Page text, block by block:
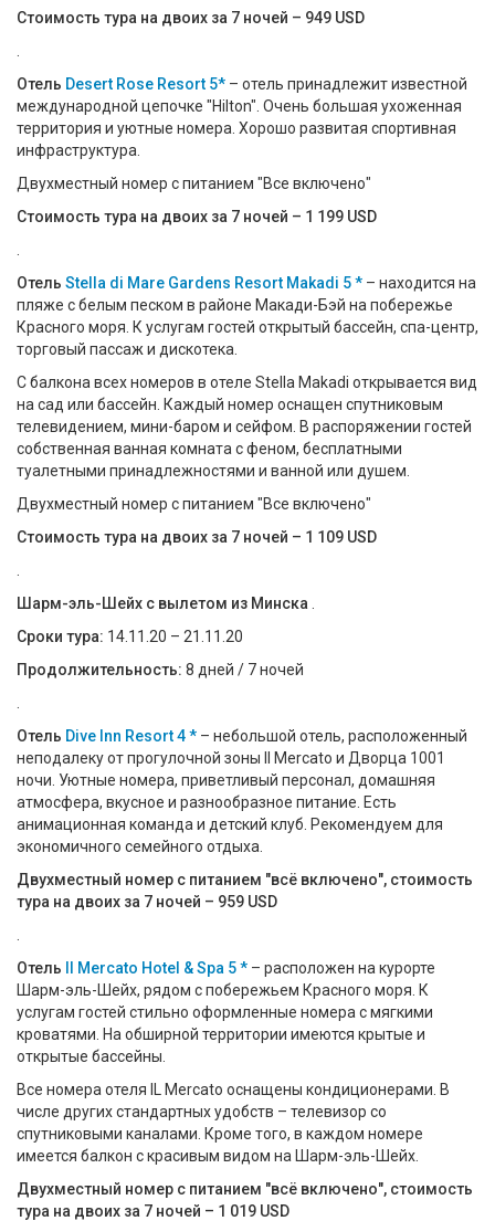
Стоимость тура на двоих за 7 ночей – 949 USD
Отель Desert Rose Resort 5* – отель принадлежит известной
международной цепочке "Hilton". Очень большая ухоженная
территория и уютные номера. Хорошо развитая спортивная
инфраструктура.
Двухместный номер с питанием "Все включено"
Стоимость тура на двоих за 7 ночей – 1 199 USD
Отель Stella di Mare Gardens Resort Makadi 5 * – находится на
пляже с белым песком в районе Макади-Бэй на побережье
Красного моря. К услугам гостей открытый бассейн, спа-центр,
торговый пассаж и дискотека.
С балкона всех номеров в отеле Stella Makadi открывается вид
на сад или бассейн. Каждый номер оснащен спутниковым
телевидением, мини-баром и сейфом. В распоряжении гостей
собственная ванная комната с феном, бесплатными
туалетными принадлежностями и ванной или душем.
Двухместный номер с питанием "Все включено"
Стоимость тура на двоих за 7 ночей – 1 109 USD
Шарм-эль-Шейх с вылетом из Минска
Сроки тура: 14.11.20 – 21.11.20
Продолжительность: 8 дней / 7 ночей
Отель Dive Inn Resort 4 * – небольшой отель, расположенный
неподалеку от прогулочной зоны Il Mercato и Дворца 1001
ночи. Уютные номера, приветливый персонал, домашняя
атмосфера, вкусное и разнообразное питание. Есть
анимационная команда и детский клуб. Рекомендуем для
экономичного семейного отдыха.
Двухместный номер с питанием "всё включено", стоимость
тура на двоих за 7 ночей – 959 USD
Отель
Il Mercato Hotel & Spa 5 * – расположен на курорте
Шарм-эль-Шейх, рядом с побережьем Красного моря. К
услугам гостей стильно оформленные номера с мягкими
кроватями. На обширной территории имеются крытые и
открытые бассейны.
Все номера отеля IL Mercato оснащены кондиционерами. В
числе других стандартных удобств – телевизор со
спутниковыми каналами. Кроме того, в каждом номере
имеется балкон с красивым видом на Шарм-эль-Шейх.
Двухместный номер с питанием "всё включено", стоимость
тура на двоих за 7 ночей – 1 019 USD